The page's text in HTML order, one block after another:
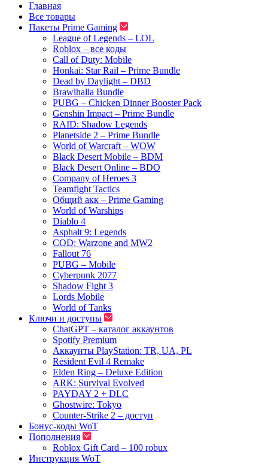
Главная
Все товары
Пакеты Prime Gaming
League of Legends – LOL
Roblox – все коды
Call of Duty: Mobile
Honkai: Star Rail – Prime Bundle
Dead by Daylight – DBD
Brawlhalla Bundle
PUBG – Chicken Dinner Booster Pack
Genshin Impact – Prime Bundle
RAID: Shadow Legends
Planetside 2 – Prime Bundle
World of Warcraft – WOW
Black Desert Mobile – BDM
Black Desert Online – BDO
Company of Heroes 3
Teamfight Tactics
Общий акк – Prime Gaming
World of Warships
Diablo 4
Asphalt 9: Legends
COD: Warzone and MW2
Fallout 76
PUBG – Mobile
Cyberpunk 2077
Shadow Fight 3
Lords Mobile
World of Tanks
Ключи и доступы
ChatGPT – каталог аккаунтов
Spotify Premium
Аккаунты PlayStation: TR, UA, PL
Resident Evil 4 Remake
Elden Ring – Deluxe Edition
ARK: Survival Evolved
PAYDAY 2 + DLC
Ghostwire: Tokyo
Counter-Strike 2 – доступ
Бонус-коды WoT
Пополнения
Roblox Gift Card – 100 robux
Инструкция WoT